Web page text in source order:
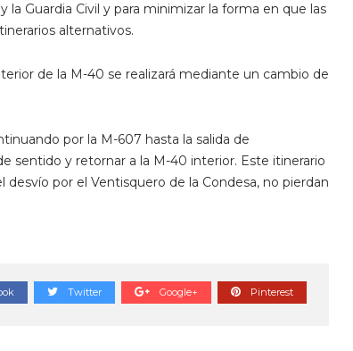
la Guardia Civil y para minimizar la forma en que las
alternativos.
de la M-40 se realizará mediante un cambio de
por la M-607 hasta la salida de
sentido y retornar a la M-40 interior. Este itinerario
por el Ventisquero de la Condesa, no pierdan
Twitter Google+ Pinterest